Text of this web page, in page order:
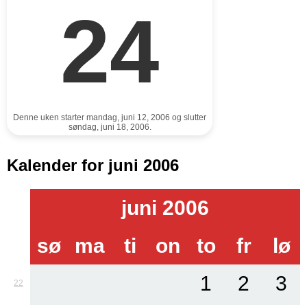
24
Denne uken starter mandag, juni 12, 2006 og slutter
søndag, juni 18, 2006.
Kalender for juni 2006
juni 2006
sø
ma ti on to fr lø
22 1 2 3